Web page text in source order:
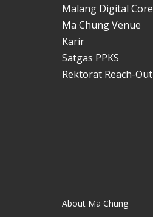
Malang Digital Core
Ma Chung Venue
Karir
Satgas PPKS
Rektorat Reach-Out
About Ma Chung